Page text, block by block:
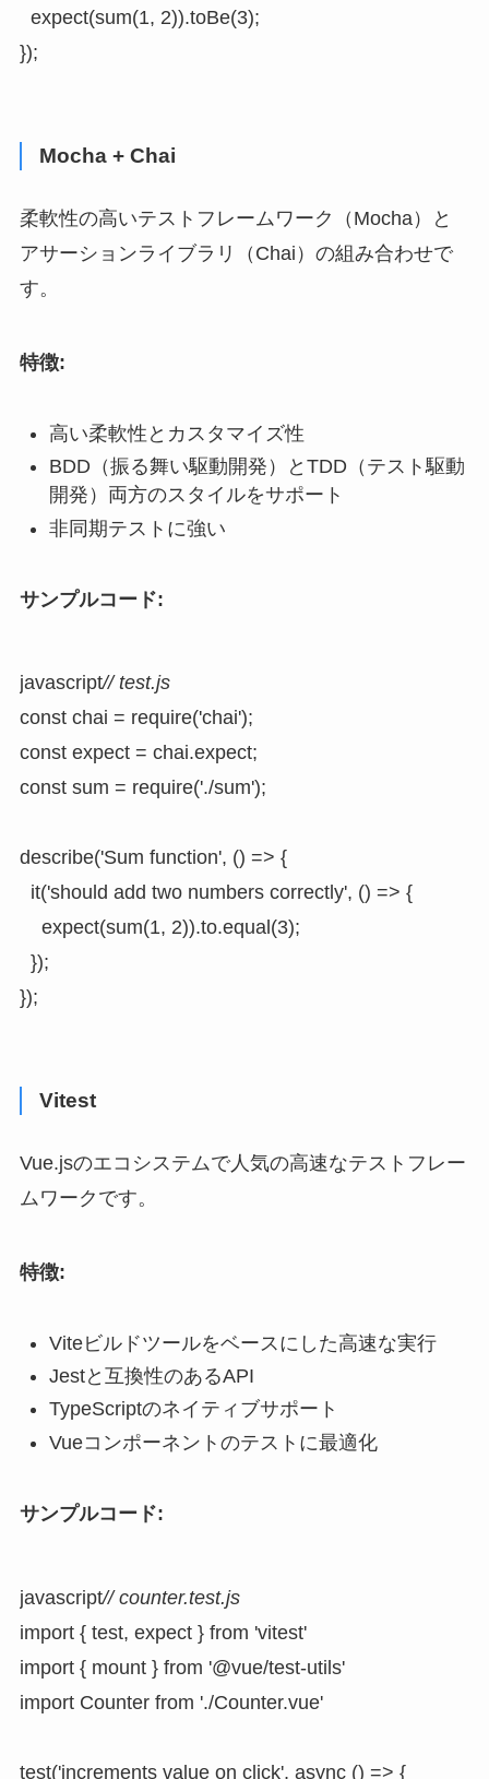
});
Mocha + Chai
柔軟性の高いテストフレームワーク（Mocha）と
アサーションライブラリ（Chai）の組み合わせで
す。
特徴:
高い柔軟性とカスタマイズ性
BDD（振る舞い駆動開発）とTDD（テスト駆動
開発）両方のスタイルをサポート
非同期テストに強い
サンプルコード:
javascript// test.js
const chai = require('chai');
const expect = chai.expect;
const sum = require('./sum');
describe('Sum function', () => {
});
Vitest
Vue.jsのエコシステムで人気の高速なテストフレー
ムワークです。
特徴:
Viteビルドツールをベースにした高速な実行
Jestと互換性のあるAPI
TypeScriptのネイティブサポート
Vueコンポーネントのテストに最適化
サンプルコード:
javascript// counter.test.js
import { test, expect } from 'vitest'
import { mount } from '@vue/test-utils'
import Counter from './Counter.vue'
test('increments value on click', async () => {